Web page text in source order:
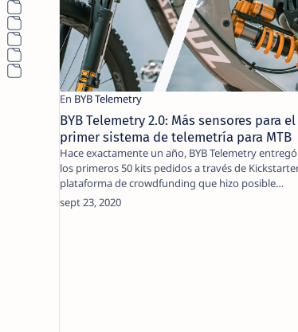
BYB Telemetry 2.0: Más sensores para el
primer sistema de telemetría para MTB
Hace exactamente un año, BYB Telemetry entregó
los primeros 50 kits pedidos a través de
plataforma de crowdfunding que hizo posible…